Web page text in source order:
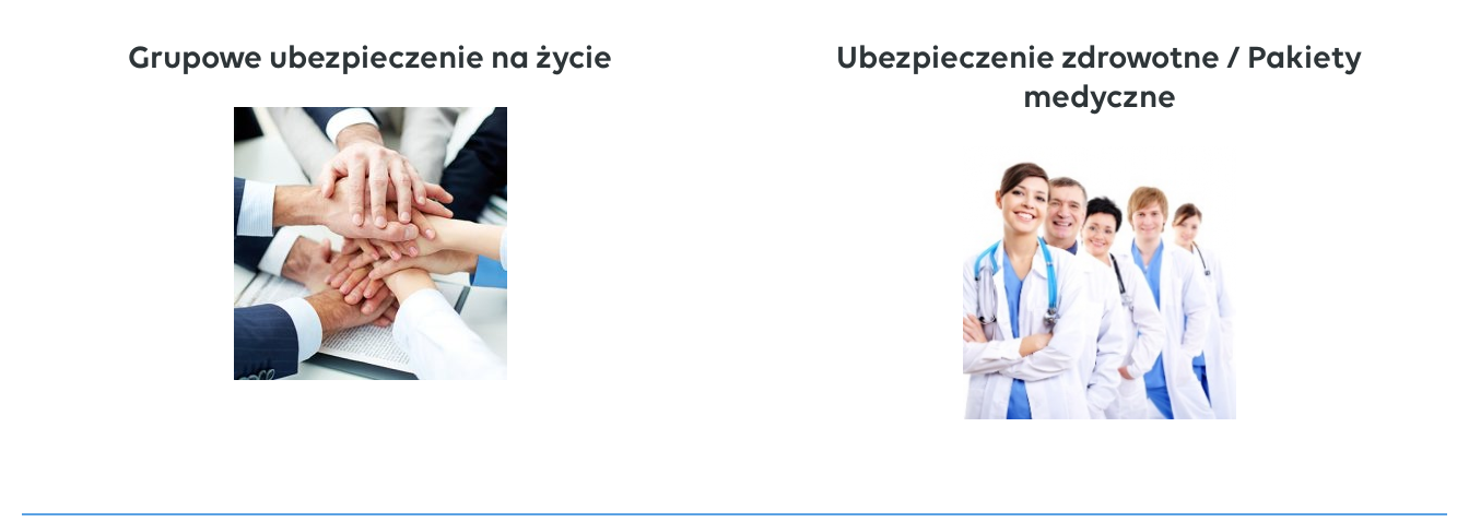
Grupowe ubezpieczenie na życie
Ubezpieczenie zdrowotne / Pakiety
medyczne